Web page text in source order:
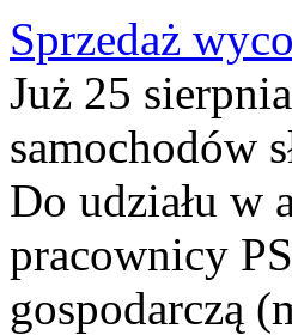
Sprzedaż
Już 25
samochodów
Do udziału w
pracownicy
gospodarczą